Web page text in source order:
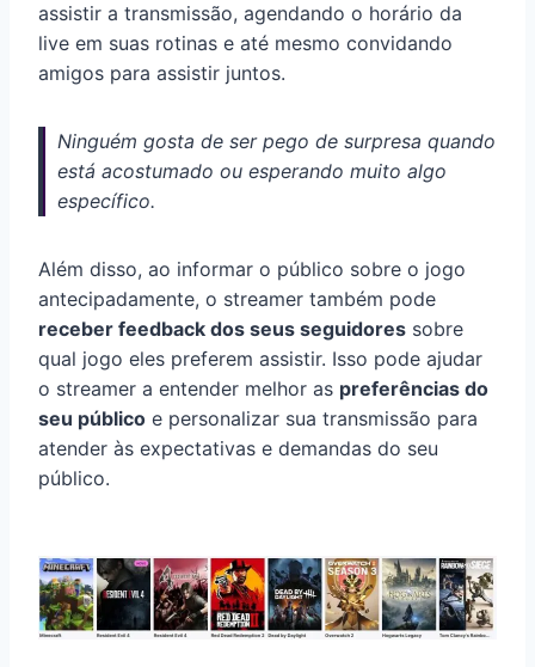
assistir a transmissão, agendando o horário da
live em suas rotinas e até mesmo convidando
amigos para assistir juntos.
Ninguém gosta de ser pego de surpresa quando
está acostumado ou esperando muito algo
específico.
Além disso, ao informar o público sobre o jogo
antecipadamente, o streamer também pode
receber feedback dos seus seguidores sobre
qual jogo eles preferem assistir. Isso pode ajudar
o streamer a entender melhor as preferências do
seu público e personalizar sua transmissão para
atender às expectativas e demandas do seu
público.